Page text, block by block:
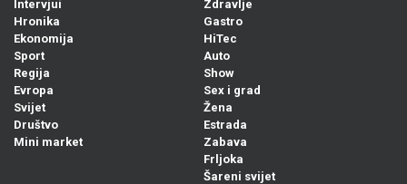
Intervjui
Hronika
Ekonomija
Sport
Regija
Evropa
Svijet
Društvo
Mini market
Zdravlje
Gastro
HiTec
Auto
Show
Sex i grad
Žena
Estrada
Zabava
Frljoka
Šareni svijet